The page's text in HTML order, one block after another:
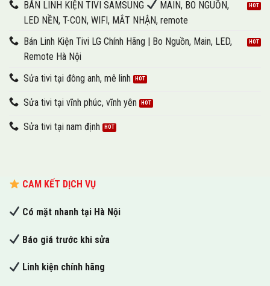
BÁN LINH KIỆN TIVI SAMSUNG
MAIN, BO NGUỒN,
LED NỀN, T-CON, WIFI, MẮT NHẬN, remote
Bán Linh Kiện Tivi LG Chính Hãng | Bo Nguồn, Main, LED,
Remote Hà Nội
Sửa tivi tại đông anh, mê linh
Sửa tivi tại vĩnh phúc, vĩnh yên
Sửa tivi tại nam định
CAM KẾT DỊCH VỤ
Có mặt nhanh tại Hà Nội
Báo giá trước khi sửa
Linh kiện chính hãng